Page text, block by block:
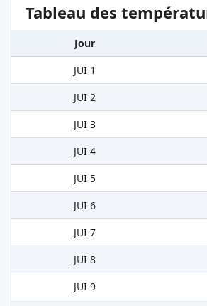
Tableau des
Jour
JUI 1
JUI 2
JUI 3
JUI 4
JUI 5
JUI 6
JUI 7
JUI 8
JUI 9